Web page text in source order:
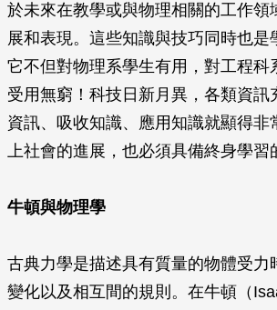
於未來在教學或與物理相關的工作領
展和表現。這些知識與技巧同時也是
它不但對物理系學生有用，對工程科
受用無窮！科技日新月異，各類資訊
資訊、吸收知識、應用知識就顯得非
上社會的進展，也必須具備終身學習
牛頓與物理學
古典力學是描述具有質量的物體受力
變化以及相互間的規則。在牛頓（